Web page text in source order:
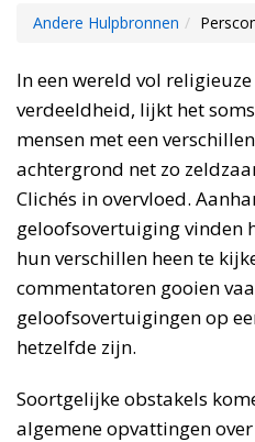
Andere Hulpbronnen
In een wereld vol
verdeeldheid, lijkt het
mensen met een
achtergrond net zo
Clichés in overvloed.
geloofsovertuiging vinden
hun verschillen heen te
commentatoren gooien
geloofsovertuigingen op
hetzelfde zijn.
Soortgelijke obstakels
algemene opvattingen